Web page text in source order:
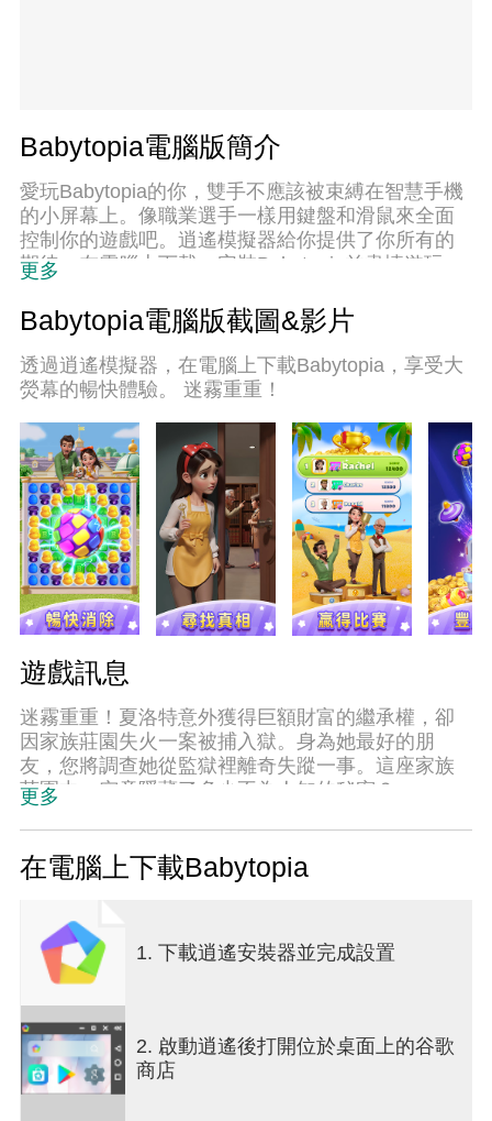
Babytopia電腦版簡介
愛玩Babytopia的你，雙手不應該被束縛在智慧手機
的小屏幕上。像職業選手一樣用鍵盤和滑鼠來全面
控制你的遊戲吧。逍遙模擬器給你提供了你所有的
期待。在電腦上下載、安裝Babytopia並盡情遊玩。
全新的逍遙模擬器9是你在電腦上遊玩Babytopia的
最佳選擇！我们用心準備，完美的按鍵映射系統讓
Babytopia宛如電腦遊戲；我們，用嫻熟的技術編
程，逍遙多開器讓所有遊戲開好開滿；獨一無二的
順滑。我們不僅在意你怎樣遊玩，更在意如何讓你
享受遊玩的樂趣！
更多
Babytopia電腦版截圖&影片
透過逍遙模擬器，在電腦上下載Babytopia，享受大
熒幕的暢快體驗。 迷霧重重！
遊戲訊息
迷霧重重！夏洛特意外獲得巨額財富的繼承權，卻
因家族莊園失火一案被捕入獄。身為她最好的朋
友，您將調查她從監獄裡離奇失蹤一事。這座家族
莊園中，究竟隱藏了多少不為人知的秘密？
揭開離奇謎團
結識新角色，留意對話尋找線索，拯救您的朋友！
解鎖新區域，將其改造升級！新奇冒險在等著您！
收集多款穿搭
收集並打造個性化衣櫃！諸多搭配任君挑選！
贏取豐厚獎勵
超多樣活動，挑戰不停歇！創造屬於您的成就，獲
得豐厚獎勵！
如有任何疑問或需要幫助
更多
在電腦上下載Babytopia
1. 下載逍遙安裝器並完成設置
2. 啟動逍遙後打開位於桌面上的谷歌
商店